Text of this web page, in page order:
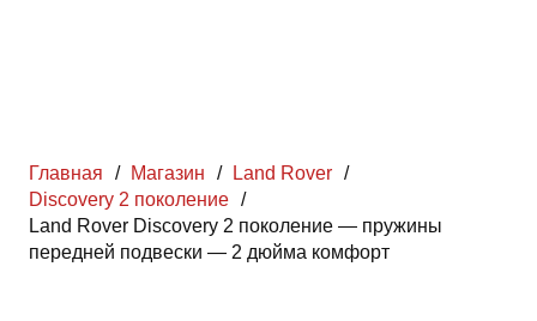
Главная / Магазин / Land Rover /
Discovery 2 поколение /
Land Rover Discovery 2 поколение — пружины
передней подвески — 2 дюйма комфорт